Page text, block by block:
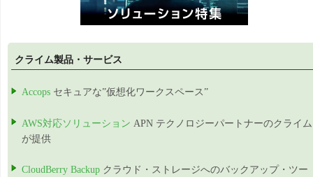
クライム製品・サービス
Accops セキュアな”仮想化ワークスペース”
AWS対応ソリューション APN テクノロジーパートナーのクライム
が提供
CloudBerry Backup クラウド・ストレージへのバックアップ・ツー